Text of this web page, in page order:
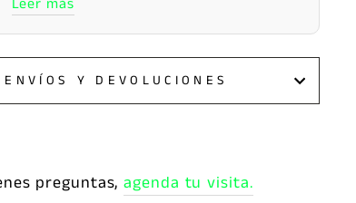
ENVÍOS Y DEVOLUCIONES
preguntas,agenda tu visita.